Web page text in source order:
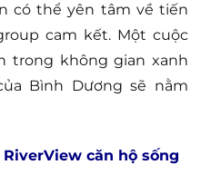
có thể yên tâm về tiến
cam kết. Một cuộc
trong không gian xanh
Bình Dương sẽ nằm
căn hộ sống